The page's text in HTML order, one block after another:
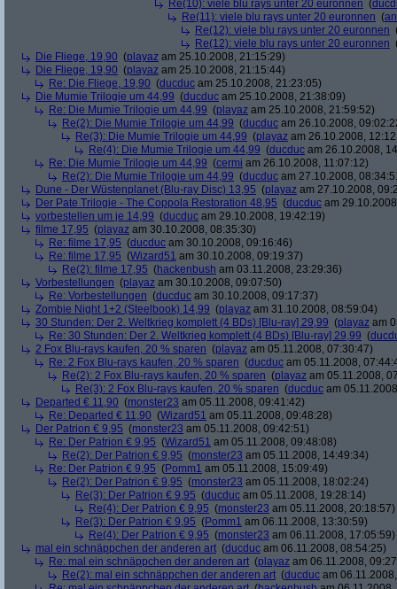
Re(10): viele blu rays unter 20 euronnen (
Re(11): viele blu rays unter 20 euronnen (
Re(12): viele blu rays unter 20 euronnen
Re(12): viele blu rays unter 20 euronnen
Die Fliege, 19,90 (playaz am 25.10.2008, 21:15:29)
Die Fliege, 19,90 (playaz am 25.10.2008, 21:15:44)
Re: Die Fliege, 19,90 (ducduc am 25.10.2008, 21:23:05)
Die Mumie Trilogie um 44,99 (ducduc am 25.10.2008, 21:38:09)
Re: Die Mumie Trilogie um 44,99 (playaz am 25.10.2008, 21:59:52)
Re(2): Die Mumie Trilogie um 44,99 (ducduc am 26.10.2008,
Re(3): Die Mumie Trilogie um 44,99 (playaz am 26.10.2008,
Re(4): Die Mumie Trilogie um 44,99 (ducduc am 26.10.2008,
Re: Die Mumie Trilogie um 44,99 (cermi am 26.10.2008, 11:07:12)
Re(2): Die Mumie Trilogie um 44,99 (ducduc am 27.10.2008,
Dune - Der Wüstenplanet (Blu-ray Disc) 13,95 (playaz am 27.10.2008,
Der Pate Trilogie - The Coppola Restoration 48,95 (ducduc am
vorbestellen um je 14,99 (ducduc am 29.10.2008, 19:42:19)
filme 17,95 (playaz am 30.10.2008, 08:35:30)
Re: filme 17,95 (ducduc am 30.10.2008, 09:16:46)
Re: filme 17,95 (Wizard51 am 30.10.2008, 09:19:37)
Re(2): filme 17,95 (hackenbush am 03.11.2008, 23:29:36)
Vorbestellungen (playaz am 30.10.2008, 09:07:50)
Re: Vorbestellungen (ducduc am 30.10.2008, 09:17:37)
Zombie Night 1+2 (Steelbook) 14,99 (playaz am 31.10.2008, 08:59:04)
30 Stunden: Der 2. Weltkrieg komplett (4 BDs) [Blu-ray] 29,99 (playaz am
Re: 30 Stunden: Der 2. Weltkrieg komplett (4 BDs) [Blu-ray] 29,99 (
2 Fox Blu-rays kaufen, 20 % sparen (playaz am 05.11.2008, 07:30:47)
Re: 2 Fox Blu-rays kaufen, 20 % sparen (ducduc am 05.11.2008,
Re(2): 2 Fox Blu-rays kaufen, 20 % sparen (playaz am 05.11.2008,
Re(3): 2 Fox Blu-rays kaufen, 20 % sparen (ducduc am
Departed € 11,90 (monster23 am 05.11.2008, 09:41:42)
Re: Departed € 11,90 (Wizard51 am 05.11.2008, 09:48:28)
Der Patrion € 9,95 (monster23 am 05.11.2008, 09:42:51)
Re: Der Patrion € 9,95 (Wizard51 am 05.11.2008, 09:48:08)
Re(2): Der Patrion € 9,95 (monster23 am 05.11.2008, 14:49:34)
Re: Der Patrion € 9,95 (Pomm1 am 05.11.2008, 15:09:49)
Re(2): Der Patrion € 9,95 (monster23 am 05.11.2008, 18:02:24)
Re(3): Der Patrion € 9,95 (ducduc am 05.11.2008, 19:28:14)
Re(4): Der Patrion € 9,95 (monster23 am 05.11.2008, 20:18:57)
Re(3): Der Patrion € 9,95 (Pomm1 am 06.11.2008, 13:30:59)
Re(4): Der Patrion € 9,95 (monster23 am 06.11.2008, 17:05:59)
mal ein schnäppchen der anderen art (ducduc am 06.11.2008, 08:54:25)
Re: mal ein schnäppchen der anderen art (playaz am 06.11.2008,
Re(2): mal ein schnäppchen der anderen art (ducduc am